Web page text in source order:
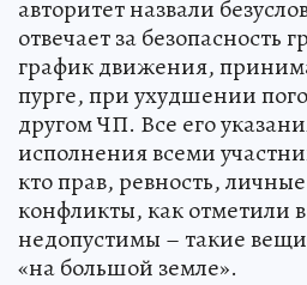
авторитет назвали
отвечает за безопасность
график движения,
пурге, при ухудшении
другом ЧП. Все его
исполнения всеми
кто прав, ревность,
конфликты, как отметили
недопустимы – такие
«на большой земле».